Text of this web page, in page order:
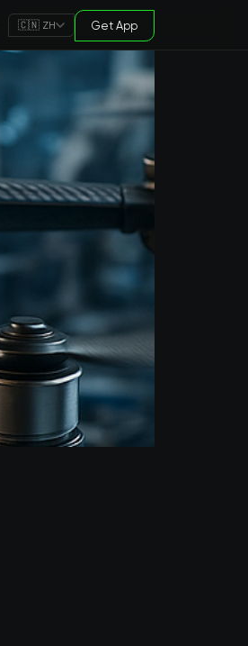
🇨🇳 ZH Get App